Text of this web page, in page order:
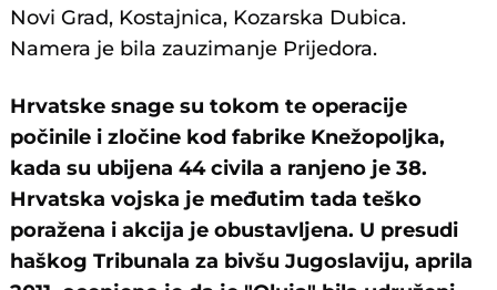
Novi Grad, Kostajnica, Kozarska Dubica.
Namera je bila zauzimanje Prijedora.
Hrvatske snage su tokom te operacije
počinile i zločine kod fabrike Knežopoljka,
kada su ubijena 44 civila a ranjeno je 38.
Hrvatska vojska je međutim tada teško
poražena i akcija je obustavljena. U presudi
haškog Tribunala za bivšu Jugoslaviju, aprila